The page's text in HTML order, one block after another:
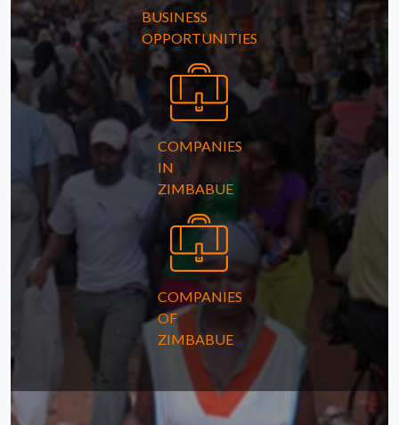
BUSINESS
OPPORTUNITIES
COMPANIES
IN
ZIMBABUE
COMPANIES
OF
ZIMBABUE